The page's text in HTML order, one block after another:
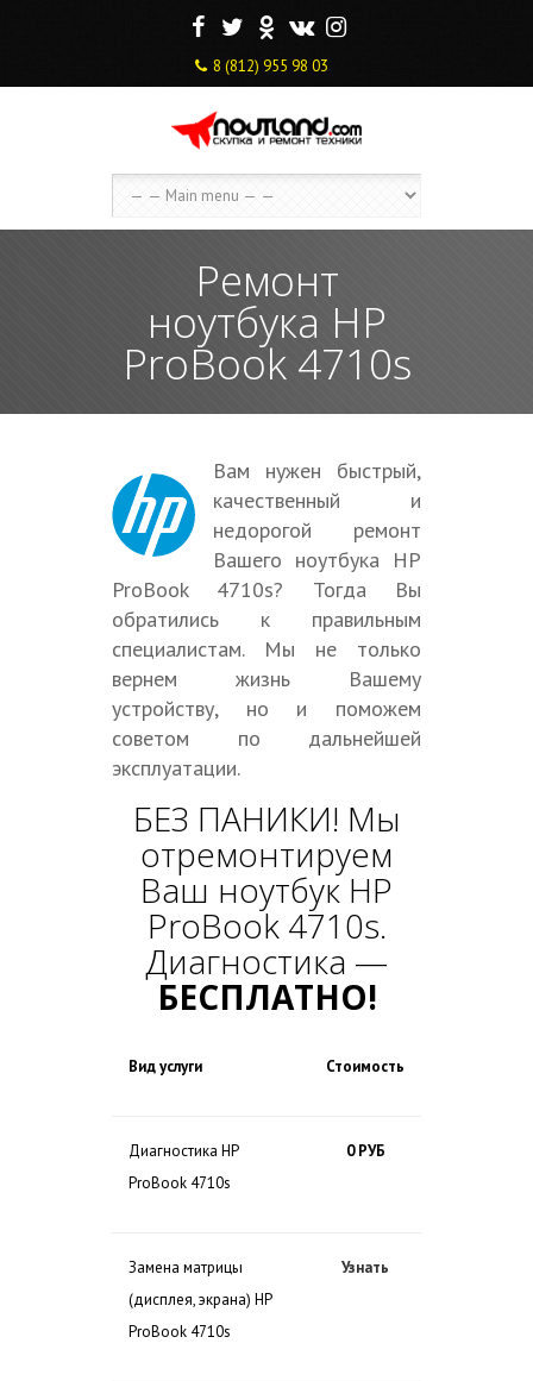
F T O V I
8 (812) 955 98 03
Ремонт
ноутбука HP
ProBook 4710s
Вам нужен быстрый,
качественный и
недорогой ремонт
Вашего ноутбука HP
ProBook 4710s? Тогда Вы
обратились к правильным
специалистам. Мы не только
вернем жизнь Вашему
устройству, но и поможем
советом по дальнейшей
эксплуатации.
БЕЗ ПАНИКИ! Мы
отремонтируем
Ваш ноутбук HP
ProBook 4710s.
Диагностика —
БЕСПЛАТНО!
Вид услуги Стоимость
Диагностика HP
ProBook 4710s
0 РУБ
Замена матрицы
(дисплея, экрана) HP
ProBook 4710s
Узнать